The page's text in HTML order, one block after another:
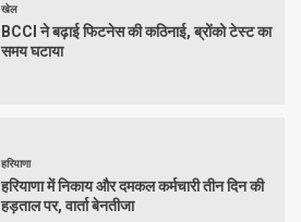
खेल
BCCI ने बढ़ाई फिटनेस की कठिनाई, ब्रोंको टेस्ट का
समय घटाया
हरियाणा
हरियाणा में निकाय और दमकल कर्मचारी तीन दिन की
हड़ताल पर, वार्ता बेनतीजा